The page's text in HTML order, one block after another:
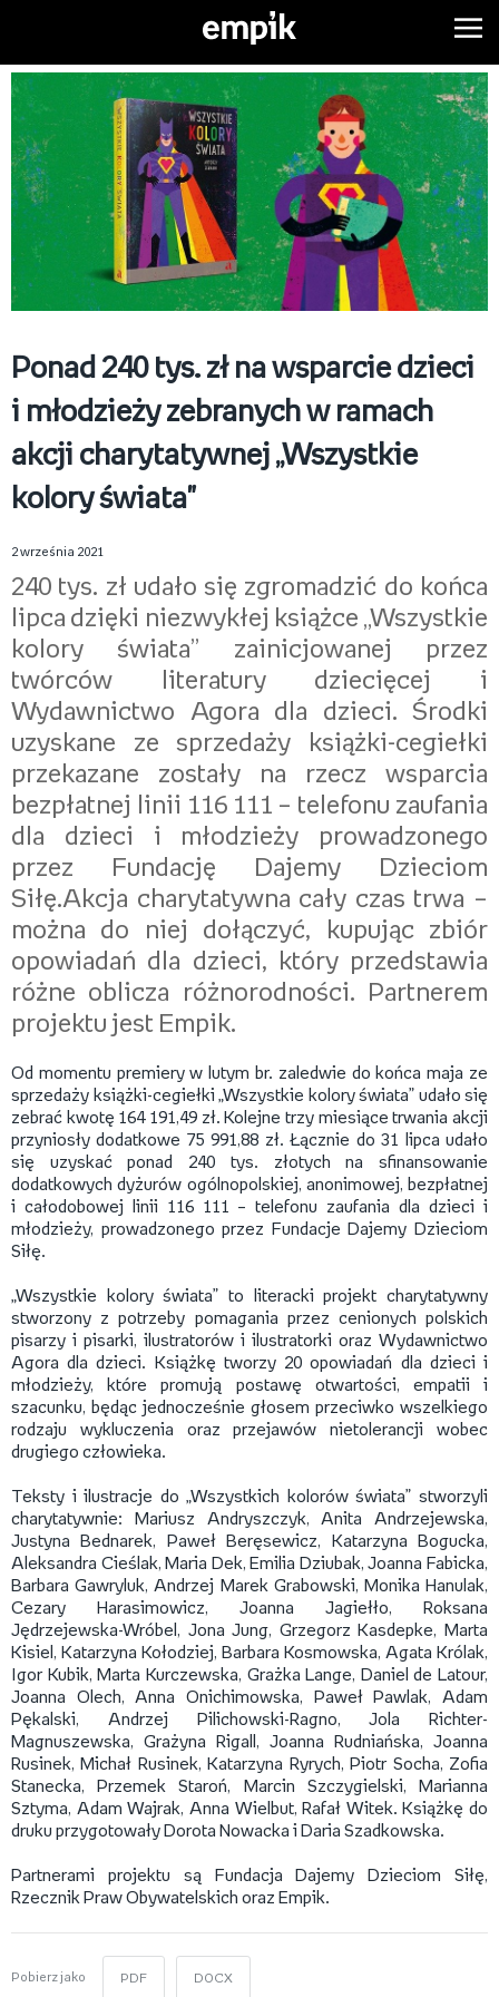
Ponad 240 tys. zł na wsparcie dzieci
i młodzieży zebranych w ramach
akcji charytatywnej „Wszystkie
kolory świata"
2 września 2021
240 tys. zł udało się zgromadzić do końca
lipca dzięki niezwykłej książce „Wszystkie
kolory świata” zainicjowanej przez
twórców literatury dziecięcej i
Wydawnictwo Agora dla dzieci. Środki
uzyskane ze sprzedaży książki-cegiełki
przekazane zostały na rzecz wsparcia
bezpłatnej linii 116 111 – telefonu zaufania
dla dzieci i młodzieży prowadzonego
przez Fundację Dajemy Dzieciom
Siłę.Akcja charytatywna cały czas trwa –
można do niej dołączyć, kupując zbiór
opowiadań dla dzieci, który przedstawia
różne oblicza różnorodności. Partnerem
projektu jest Empik.
Od momentu premiery w lutym br. zaledwie do końca maja ze
sprzedaży książki-cegiełki „Wszystkie kolory świata” udało się
zebrać kwotę 164 191,49 zł. Kolejne trzy miesiące trwania akcji
przyniosły dodatkowe 75 991,88 zł. Łącznie do 31 lipca udało
się uzyskać ponad 240 tys. złotych na sfinansowanie
dodatkowych dyżurów ogólnopolskiej, anonimowej, bezpłatnej
i całodobowej linii 116 111 – telefonu zaufania dla dzieci i
młodzieży, prowadzonego przez Fundacje Dajemy Dzieciom
Siłę.
„Wszystkie kolory świata” to literacki projekt charytatywny
stworzony z potrzeby pomagania przez cenionych polskich
pisarzy i pisarki, ilustratorów i ilustratorki oraz Wydawnictwo
Agora dla dzieci. Książkę tworzy 20 opowiadań dla dzieci i
młodzieży, które promują postawę otwartości, empatii i
szacunku, będąc jednocześnie głosem przeciwko wszelkiego
rodzaju wykluczenia oraz przejawów nietolerancji wobec
drugiego człowieka.
Teksty i ilustracje do „Wszystkich kolorów świata” stworzyli
charytatywnie: Mariusz Andryszczyk, Anita Andrzejewska,
Justyna Bednarek, Paweł Beręsewicz, Katarzyna Bogucka,
Aleksandra Cieślak, Maria Dek, Emilia Dziubak, Joanna Fabicka,
Barbara Gawryluk, Andrzej Marek Grabowski, Monika Hanulak,
Cezary Harasimowicz, Joanna Jagiełło, Roksana
Jędrzejewska-Wróbel, Jona Jung, Grzegorz Kasdepke, Marta
Kisiel, Katarzyna Kołodziej, Barbara Kosmowska, Agata Królak,
Igor Kubik, Marta Kurczewska, Grażka Lange, Daniel de Latour,
Joanna Olech, Anna Onichimowska, Paweł Pawlak, Adam
Pękalski, Andrzej Pilichowski-Ragno, Jola Richter-
Magnuszewska, Grażyna Rigall, Joanna Rudniańska, Joanna
Rusinek, Michał Rusinek, Katarzyna Ryrych, Piotr Socha, Zofia
Stanecka, Przemek Staroń, Marcin Szczygielski, Marianna
Sztyma, Adam Wajrak, Anna Wielbut, Rafał Witek. Książkę do
druku przygotowały Dorota Nowacka i Daria Szadkowska.
Partnerami projektu są Fundacja Dajemy Dzieciom Siłę,
Rzecznik Praw Obywatelskich oraz Empik.
Pobierz jako PDF DOCX